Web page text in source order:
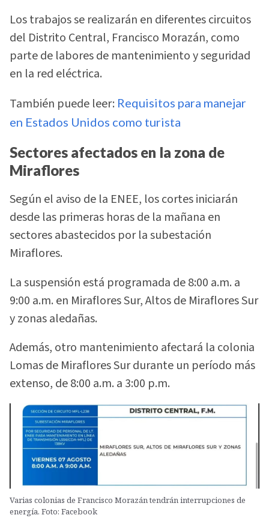
Los trabajos se realizarán en diferentes circuitos
del Distrito Central, Francisco Morazán, como
parte de labores de mantenimiento y seguridad
en la red eléctrica.
También puede leer: Requisitos para manejar
en Estados Unidos como turista
Sectores afectados en la zona de
Miraflores
Según el aviso de la ENEE, los cortes iniciarán
desde las primeras horas de la mañana en
sectores abastecidos por la subestación
Miraflores.
La suspensión está programada de 8:00 a.m. a
9:00 a.m. en Miraflores Sur, Altos de Miraflores Sur
y zonas aledañas.
Además, otro mantenimiento afectará la colonia
Lomas de Miraflores Sur durante un período más
extenso, de 8:00 a.m. a 3:00 p.m.
Varias colonias de Francisco Morazán tendrán interrupciones de
energía. Foto: Facebook